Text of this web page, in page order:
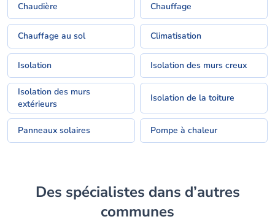
Chaudière Chauffage
Chauffage au sol Climatisation
Isolation Isolation des murs creux
Isolation des murs
extérieurs
Isolation de la toiture
Panneaux solaires Pompe à chaleur
Des spécialistes dans d’autres
communes